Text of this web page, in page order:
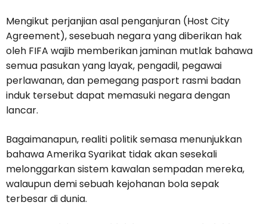
Mengikut perjanjian asal penganjuran (Host City
Agreement), sesebuah negara yang diberikan hak
oleh FIFA wajib memberikan jaminan mutlak bahawa
semua pasukan yang layak, pengadil, pegawai
perlawanan, dan pemegang pasport rasmi badan
induk tersebut dapat memasuki negara dengan
lancar.
Bagaimanapun, realiti politik semasa menunjukkan
bahawa Amerika Syarikat tidak akan sesekali
melonggarkan sistem kawalan sempadan mereka,
walaupun demi sebuah kejohanan bola sepak
terbesar di dunia.